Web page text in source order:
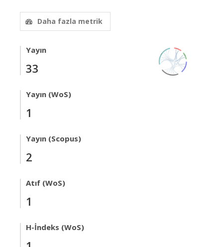
Daha fazla metrik
Yayın
33
Yayın (WoS)
1
Yayın (Scopus)
2
Atıf (WoS)
1
H-İndeks (WoS)